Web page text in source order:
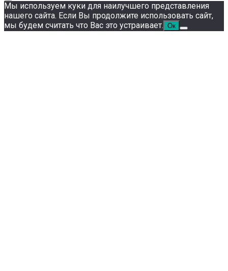
Мы используем куки для наилучшего представления
нашего сайта. Если Вы продолжите использовать сайт,
мы будем считать что Вас это устраивает. Ок